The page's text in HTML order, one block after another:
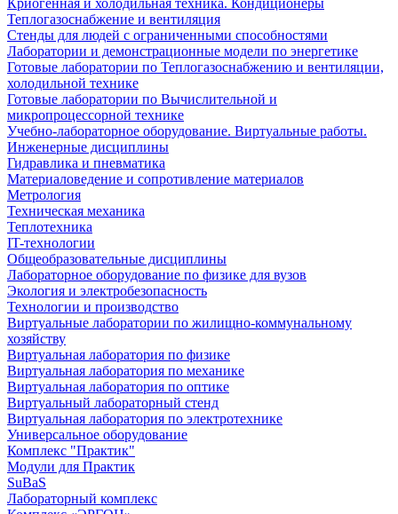
Криогенная и холодильная техника. Кондиционеры
Теплогазоснабжение и вентиляция
Стенды для людей с ограниченными способностями
Лаборатории и демонстрационные модели по энергетике
Готовые лаборатории по Теплогазоснабжению и вентиляции,
холодильной технике
Готовые лаборатории по Вычислительной и
микропроцессорной технике
Учебно-лабораторное оборудование. Виртуальные работы.
Инженерные дисциплины
Гидравлика и пневматика
Материаловедение и сопротивление материалов
Метрология
Техническая механика
Теплотехника
IT-технологии
Общеобразовательные дисциплины
Лабораторное оборудование по физике для вузов
Экология и электробезопасность
Технологии и производство
Виртуальные лаборатории по жилищно-коммунальному
хозяйству
Виртуальная лаборатория по физике
Виртуальная лаборатория по механике
Виртуальная лаборатория по оптике
Виртуальный лабораторный стенд
Виртуальная лаборатория по электротехнике
Универсальное оборудование
Комплекс "Практик"
Модули для Практик
SuBaS
Лабораторный комплекс